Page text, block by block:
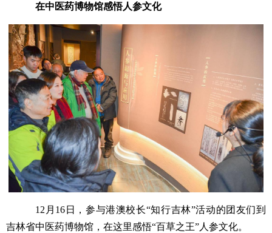
在中医药博物馆感悟人参文化
12月16日，参与港澳校长“知行吉林”活动的团友们到
吉林省中医药博物馆，在这里感悟“百草之王”人参文化。